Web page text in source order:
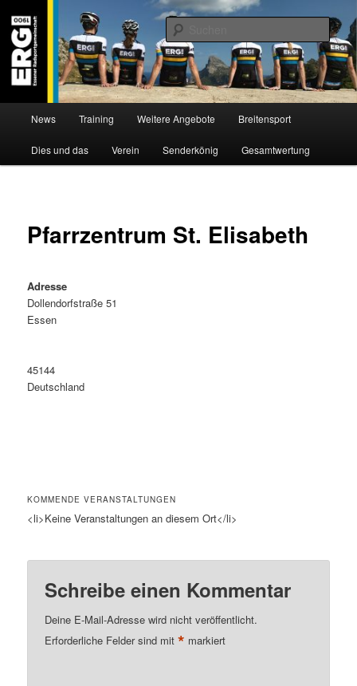
Inhalt
wechseln
ERG 1900 e.V
Willkommen bei der Essener Radsportgemeinschaft
News Training Weitere Angebote Breitensport
Dies und das Verein Senderkönig Gesamtwertung
Pfarrzentrum St. Elisabeth
Adresse
Dollendorfstraße 51
Essen
45144
Deutschland
KOMMENDE VERANSTALTUNGEN
<li>Keine Veranstaltungen an diesem Ort</li>
Schreibe einen Kommentar
Deine E-Mail-Adresse wird nicht veröffentlicht.
Erforderliche Felder sind mit* markiert